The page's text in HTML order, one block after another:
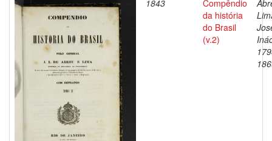
1843
Compêndio
da história
do Brasil
(v.2)